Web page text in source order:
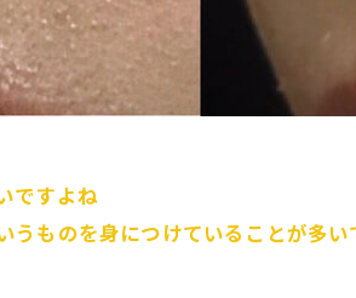
ですよね
うものを身につけていることが多い